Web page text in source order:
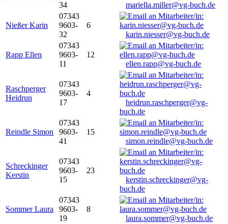
34
mariella.miller@vg-buch.de
Nießer Karin
07343
9603-
32
6
karin.niesser@vg-buch.de
Rapp Ellen
07343
9603-
11
12
ellen.rapp@vg-buch.de
Raschperger
Heidrun
07343
9603-
17
4
heidrun.raschperger@vg-
buch.de
Reindle Simon
07343
9603-
41
15
simon.reindle@vg-buch.de
Schreckinger
Kerstin
07343
9603-
15
23
kerstin.schreckinger@vg-
buch.de
Sommer Laura
07343
9603-
19
8
laura.sommer@vg-buch.de